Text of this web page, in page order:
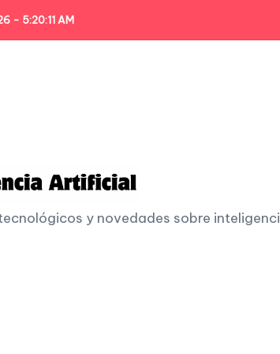
- 5:20:13 AM
y novedades sobre